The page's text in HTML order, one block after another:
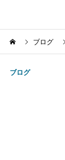
ブログ
ブログ